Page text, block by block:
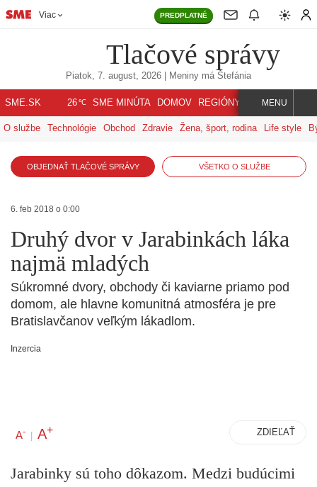
Viac PREDPLATNÉ
Tlačové správy
Piatok, 7. august, 2026 | Meniny má Štefánia
SME.SK 26℃ SME MINÚTA DOMOV REGIÓNY INDEX SVET
MENU
O službe Technológie Obchod Zdravie Žena, šport, rodina Life style
OBJEDNAŤ TLAČOVÉ SPRÁVY VŠETKO O SLUŽBE
6. feb 2018 o 0:00
Druhý dvor v Jarabinkách láka
najmä mladých
Súkromné dvory, obchody či kaviarne priamo pod
domom, ale hlavne komunitná atmosféra je pre
Bratislavčanov veľkým lákadlom.
Inzercia
A- | A+ ZDIEĽAŤ
Jarabinky sú toho dôkazom. Medzi budúcimi